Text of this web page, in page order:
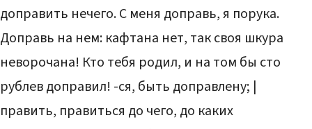
доправить нечего. С меня доправь, я порука.
Доправь на нем: кафтана нет, так своя шкура
неворочана! Кто тебя родил, и на том бы сто
рублев доправил! -ся, быть доправлену; |
править, правиться до чего, до каких